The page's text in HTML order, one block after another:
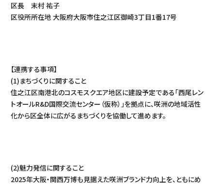
区長 末村 祐子
区役所所在地 大阪府大阪市住之江区御崎3丁目1番17号
【連携する事項】
(1)まちづくりに関すること
住之江区南港北のコスモスクエア地区に建設予定である「西尾レン
トオールR&D国際交流センター（仮称）」を拠点に、咲洲の地域活性
化から区全体に広がるまちづくりを協働して進めます。
(2)魅力発信に関すること
2025年大阪・関西万博も見据えた咲洲ブランド力向上を、ともにめ